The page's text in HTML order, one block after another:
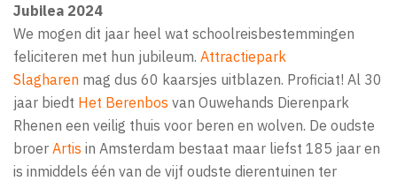
Jubilea 2024
We mogen dit jaar heel wat schoolreisbestemmingen
feliciteren met hun jubileum. Attractiepark
Slagharen mag dus 60 kaarsjes uitblazen. Proficiat! Al 30
jaar biedt Het Berenbos van Ouwehands Dierenpark
Rhenen een veilig thuis voor beren en wolven. De oudste
broer Artis in Amsterdam bestaat maar liefst 185 jaar en
is inmiddels één van de vijf oudste dierentuinen ter